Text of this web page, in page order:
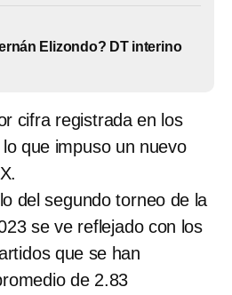
Elizondo? DT interino
cifra registrada en los
que impuso un nuevo
del segundo torneo de la
se ve reflejado con los
que se han
de 2.83